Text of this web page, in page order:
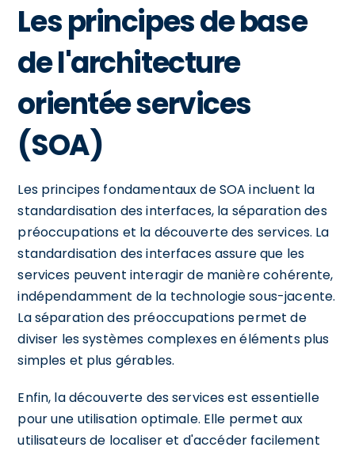
Les principes de base
de l'architecture
orientée services
(SOA)
Les principes fondamentaux de SOA incluent la
standardisation des interfaces, la séparation des
préoccupations et la découverte des services. La
standardisation des interfaces assure que les
services peuvent interagir de manière cohérente,
indépendamment de la technologie sous-jacente.
La séparation des préoccupations permet de
diviser les systèmes complexes en éléments plus
simples et plus gérables.
Enfin, la découverte des services est essentielle
pour une utilisation optimale. Elle permet aux
utilisateurs de localiser et d'accéder facilement